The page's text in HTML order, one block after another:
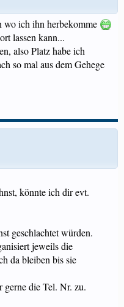
wo ich ihn herbekomme
lassen kann...
also Platz habe ich
so mal aus dem Gehege
könnte ich dir evt.
geschlachtet würden.
jeweils die
da bleiben bis sie
gerne die Tel. Nr. zu.